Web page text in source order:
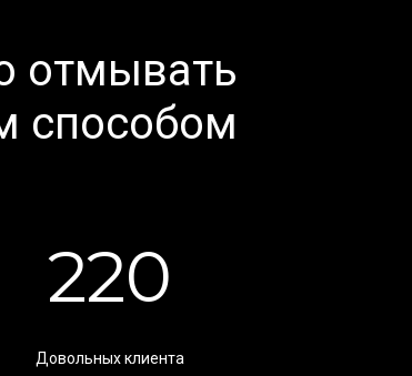
отмывать
способом
220
Довольных клиента